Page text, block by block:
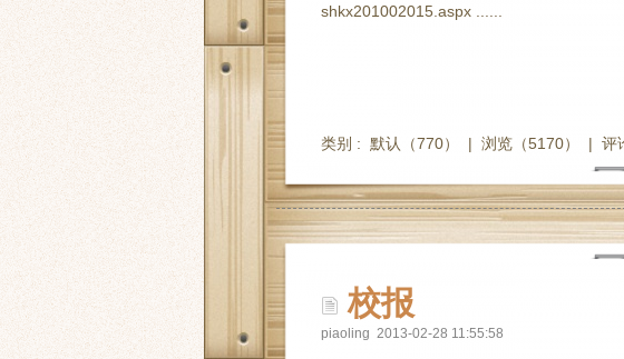
shkx201002015.aspx ......
类别 : 默认 （770） | 浏览（5170） | 评
校报
piaoling 2013-02-28 11:55:58